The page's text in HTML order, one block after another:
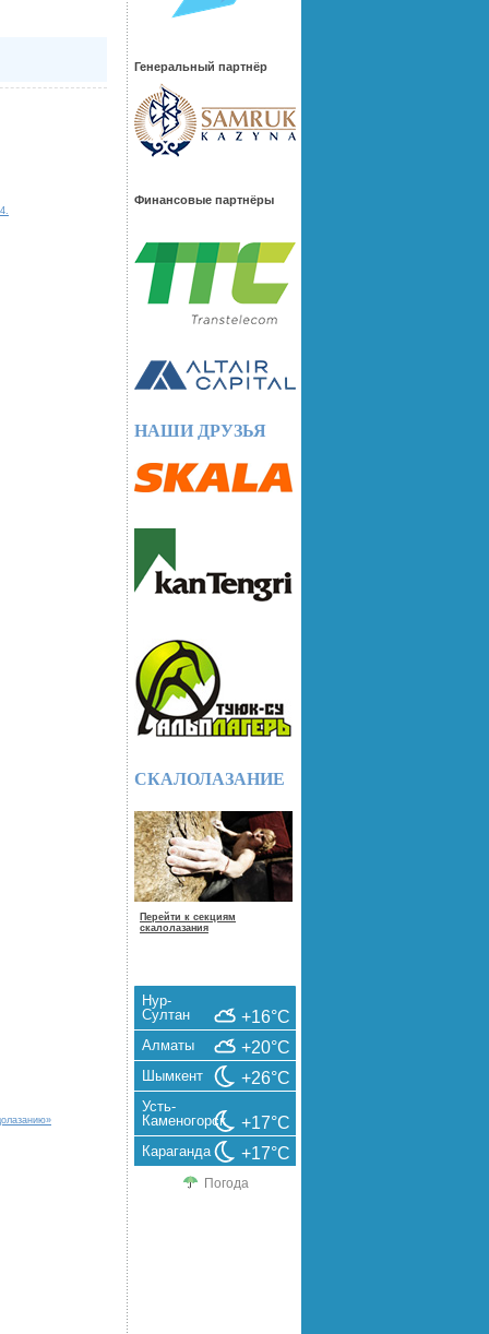
Генеральный партнёр
Финансовые партнёры
НАШИ ДРУЗЬЯ
СКАЛОЛАЗАНИЕ
Перейти к секциям
скалолазания
Нур-
Султан
+16°C
Алматы +20°C
Шымкент +26°C
Усть-
Каменогорск
+17°C
Караганда +17°C
Погода